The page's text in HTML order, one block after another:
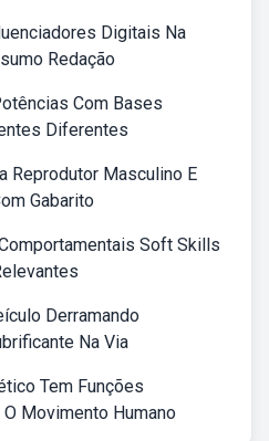
Digitais Na
Redação
Com Bases
Diferentes
Reprodutor Masculino E
Gabarito
Soft Skills
Derramando
Na Via
Tem Funções
Movimento Humano